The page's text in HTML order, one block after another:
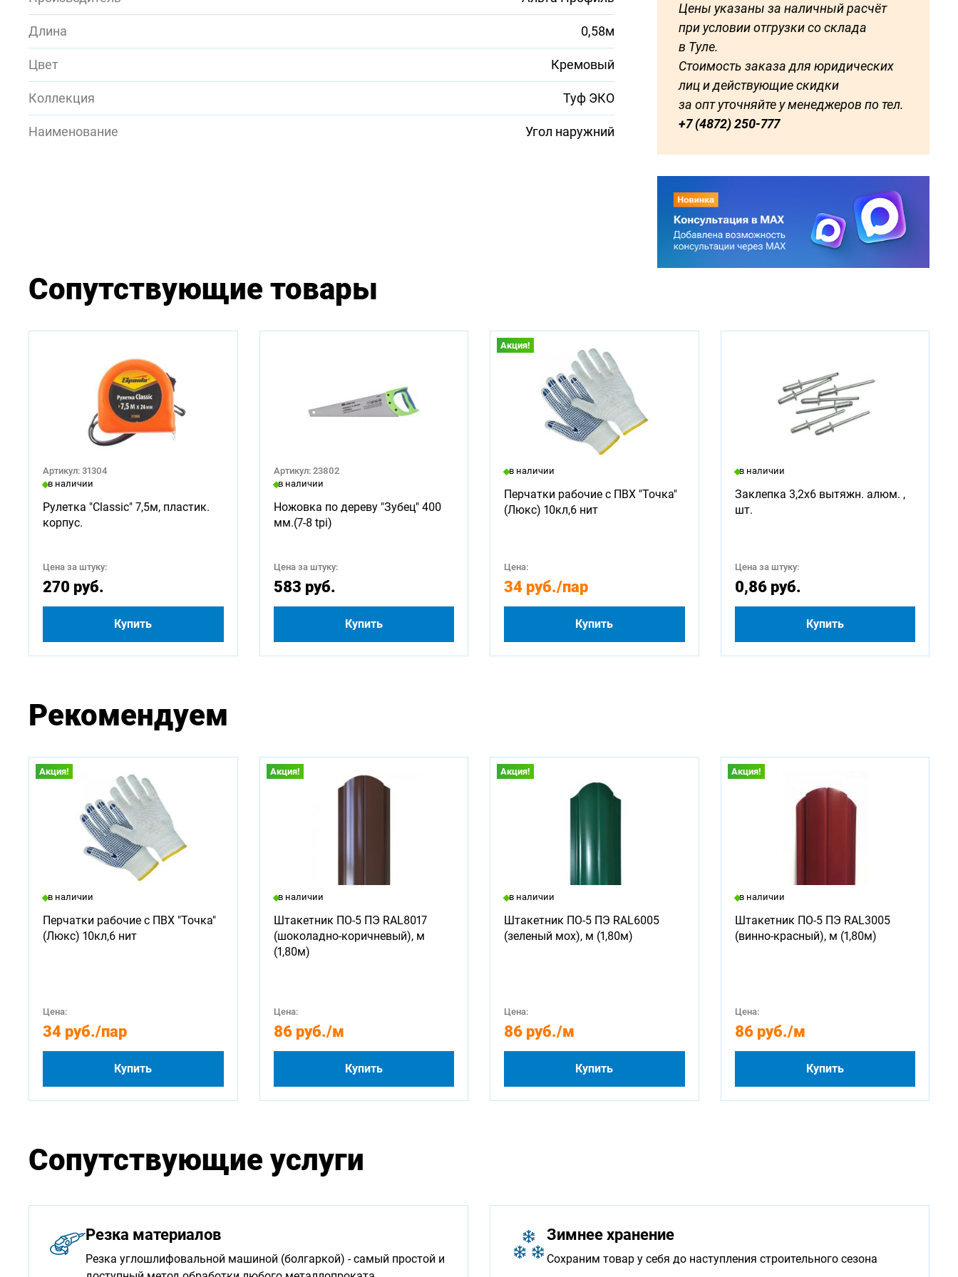
Длина 0,58м
Цвет Кремовый
Коллекция Туф ЭКО
Наименование Угол наружний
Цены указаны за наличный расчёт
при условии отгрузки со склада
в Туле.
Стоимость заказа для юридических
лиц и действующие скидки
за опт уточняйте у менеджеров по тел.
+7 (4872) 250-777
Сопутствующие товары
Артикул: 31304
в наличии
Рулетка "Classic" 7,5м, пластик.
корпус.
Цена за штуку:
270 руб.
Купить
Артикул: 23802
в наличии
Ножовка по дереву "Зубец" 400
мм.(7-8 tpi)
Цена за штуку:
583 руб.
Купить
Акция!
в наличии
Перчатки рабочие с ПВХ "Точка"
(Люкс) 10кл,6 нит
Цена:
34 руб./пар
Купить
в наличии
Заклепка 3,2х6 вытяжн. алюм. ,
шт.
Цена за штуку:
0,86 руб.
Купить
Рекомендуем
Акция!
в наличии
Перчатки рабочие с ПВХ "Точка"
(Люкс) 10кл,6 нит
Цена:
34 руб./пар
Купить
Акция!
в наличии
Штакетник ПО-5 ПЭ RAL8017
(шоколадно-коричневый), м
(1,80м)
Цена:
86 руб./м
Купить
Акция!
в наличии
Штакетник ПО-5 ПЭ RAL6005
(зеленый мох), м (1,80м)
Цена:
86 руб./м
Купить
Акция!
в наличии
Штакетник ПО-5 ПЭ RAL3005
(винно-красный), м (1,80м)
Цена:
86 руб./м
Купить
Сопутствующие услуги
Резка материалов
Резка углошлифовальной машиной (болгаркой) - самый простой и
Зимнее хранение
Сохраним товар у себя до наступления строительного сезона